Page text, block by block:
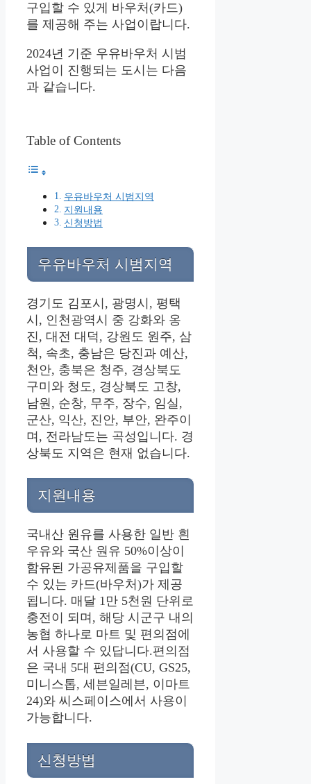
구입할 수 있게 바우처(카드)
를 제공해 주는 사업이랍니다.
2024년 기준 우유바우처 시범
사업이 진행되는 도시는 다음
과 같습니다.
Table of Contents
우유바우처 시범지역
지원내용
신청방법
우유바우처 시범지역
경기도 김포시, 광명시, 평택
시, 인천광역시 중 강화와 옹
진, 대전 대덕, 강원도 원주, 삼
척, 속초, 충남은 당진과 예산,
천안, 충북은 청주, 경상북도
구미와 청도, 경상북도 고창,
남원, 순창, 무주, 장수, 임실,
군산, 익산, 진안, 부안, 완주이
며, 전라남도는 곡성입니다. 경
상북도 지역은 현재 없습니다.
지원내용
국내산 원유를 사용한 일반 흰
우유와 국산 원유 50%이상이
함유된 가공유제품을 구입할
수 있는 카드(바우처)가 제공
됩니다. 매달 1만 5천원 단위로
충전이 되며, 해당 시군구 내의
농협 하나로 마트 및 편의점에
서 사용할 수 있답니다.편의점
은 국내 5대 편의점(CU, GS25,
미니스톱, 세븐일레븐, 이마트
24)와 씨스페이스에서 사용이
가능합니다.
신청방법